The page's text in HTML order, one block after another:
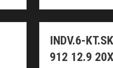
INDV.6-
912 12.9